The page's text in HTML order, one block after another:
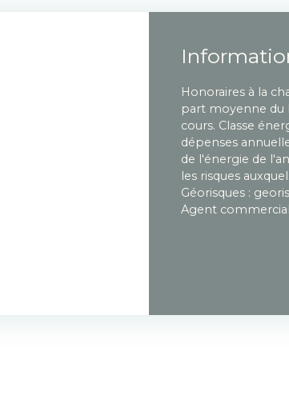
Honoraires à la
part moyenne du
cours. Classe
dépenses
de l'énergie de
les risques
Géorisques :
Agent